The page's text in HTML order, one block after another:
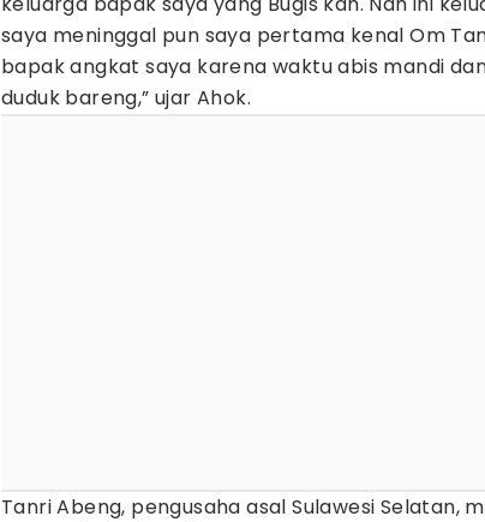
saya meninggal pun saya pertama kenal Om
bapak angkat saya karena waktu abis mandi
duduk bareng,” ujar Ahok.
Tanri Abeng, pengusaha asal Sulawesi Selatan,